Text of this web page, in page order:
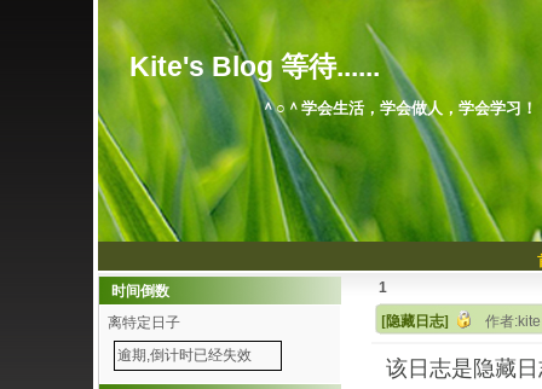
Kite's Blog 等待......
＾○＾学会生活，学会做人，学会学习！
1
[隐藏日志]
作者
该日志是隐藏
时间倒数
离特定日子
逾期,倒计时已经失效